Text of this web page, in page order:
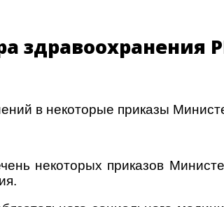
здравоохранения
в некоторые приказы
некоторых приказов